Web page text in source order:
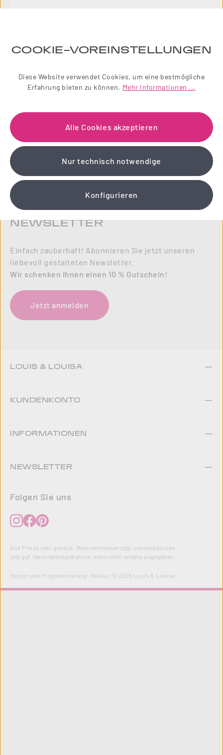
NEWSLETTER
Einfach zauberhaft! Abonnieren Sie jetzt unseren
liebevoll gestalteten Newsletter.
Wir schenken Ihnen einen 10 % Gutschein!
Jetzt anmelden
LOUIS & LOUISA
KUNDENKONTO
INFORMATIONEN
NEWSLETTER
Folgen Sie uns
Alle Preise inkl. gesetzl. Mehrwertsteuer zzgl. Versandkosten
und ggf. Nachnahmegebühren, wenn nicht anders angegeben.
Design und Programmierung: INblau | © 2026 Louis & Louisa
COOKIE-VOREINSTELLUNGEN
Diese Website verwendet Cookies, um eine bestmögliche
Erfahrung bieten zu können. Mehr Informationen ...
Alle Cookies akzeptieren
Nur technisch notwendige
Konfigurieren